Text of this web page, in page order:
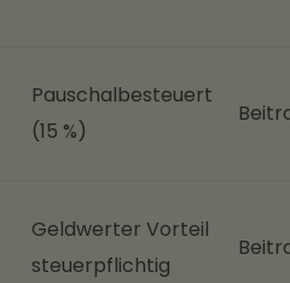
Pauschalbesteuert
(15 %)
Geldwerter Vorteil
steuerpflichtig